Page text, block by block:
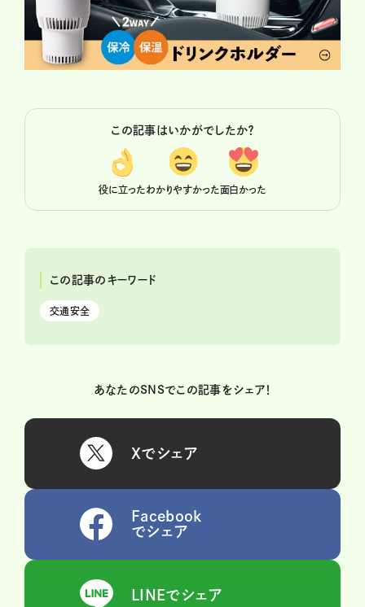
この記事はいかがでしたか？
役に立ったわかりやすかった面白かった
この記事のキーワード
交通安全
あなたのSNSでこの記事をシェア！
Xでシェア
Facebook
でシェア
LINEでシェア